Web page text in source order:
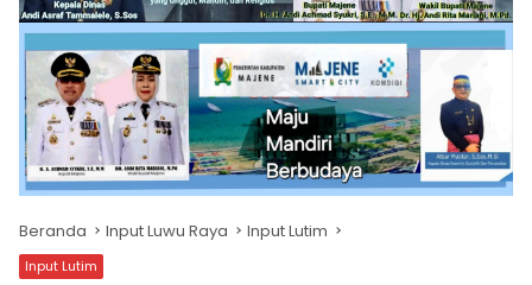
Beranda Input Luwu Raya Input Lutim
Input Lutim